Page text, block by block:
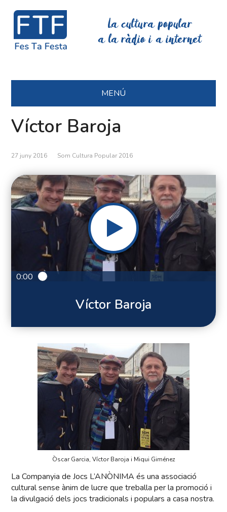
La cultura popular
a la ràdio i a internet
MENÚ
Víctor Baroja
27 juny 2016 Som Cultura Popular 2016
0:00
Víctor Baroja
Òscar Garcia, Víctor Baroja i Miqui Giménez
La Companyia de Jocs L’ANÒNIMA és una associació
cultural sense ànim de lucre que treballa per la promoció i
la divulgació dels jocs tradicionals i populars a casa nostra.